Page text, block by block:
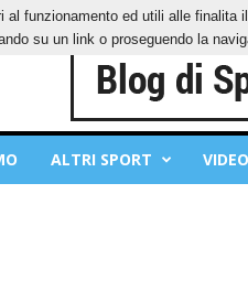
POLICY
ALTRI SPORT VIDEO
funzionamento ed utili alle
su un link o proseguendo la